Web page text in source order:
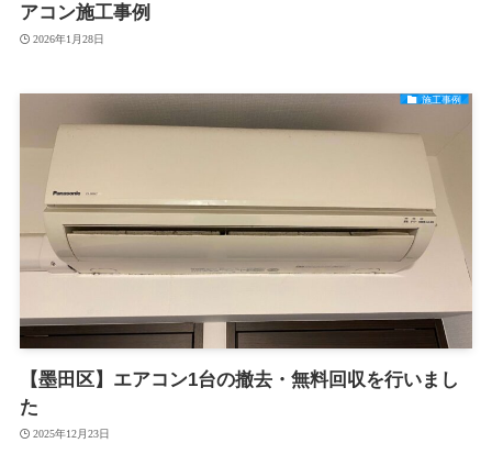
アコン施工事例
2026年1月28日
施工事例
【墨田区】エアコン1台の撤去・無料回収を行いまし
た
2025年12月23日